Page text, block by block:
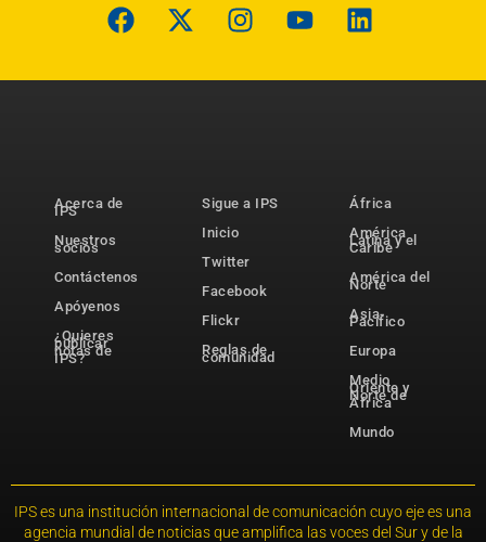
Acerca de
IPS
Nuestros
socios
Contáctenos
Apóyenos
¿Quieres
publicar
notas de
IPS?
Sigue a IPS
Inicio
Twitter
Facebook
Flickr
Reglas de
comunidad
África
América
Latina y el
Caribe
América del
Norte
Asia-
Pacífico
Europa
Medio
Oriente y
Norte de
África
Mundo
IPS es una institución internacional de comunicación cuyo eje es una
agencia mundial de noticias que amplifica las voces del Sur y de la